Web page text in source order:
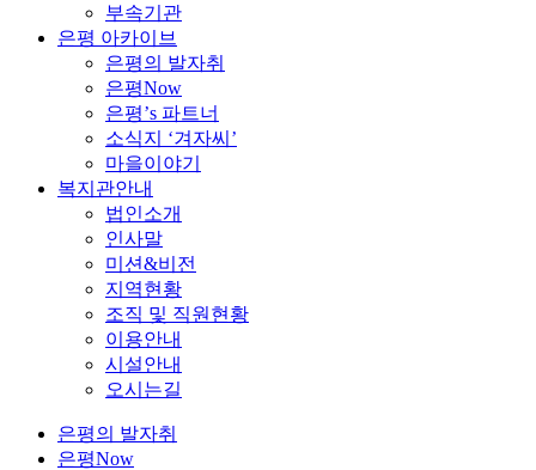
부속기관
은평 아카이브
은평의 발자취
은평Now
은평’s 파트너
소식지 ‘겨자씨’
마을이야기
복지관안내
법인소개
인사말
미션&비전
지역현황
조직 및 직원현황
이용안내
시설안내
오시는길
은평의 발자취
은평Now